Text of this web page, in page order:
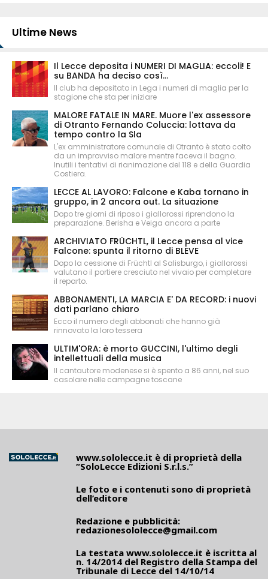
Ultime News
Il Lecce deposita i NUMERI DI MAGLIA: eccoli! E
su BANDA ha deciso così...
Il club ha depositato in Lega i numeri di maglia per la
stagione che sta per iniziare
MALORE FATALE IN MARE. Muore l'ex assessore
di Otranto Fernando Coluccia: lottava da
tempo contro la Sla
L'ex amministratore comunale di Otranto è stato colto
da un improvviso malore mentre faceva il bagno.
Inutili i tentativi di rianimazione del 118 e della Guardia
Costiera.
LECCE AL LAVORO: Falcone e Kaba tornano in
gruppo, in 2 ancora out. La situazione
Dopo tre giorni di riposo i giallorossi riprendono la
preparazione. Berisha e Veiga ancora a parte
ARCHIVIATO FRÜCHTL, il Lecce pensa al vice
Falcone: spunta il ritorno di BLEVE
Dopo la cessione di Früchtl al Salisburgo, i giallorossi
valutano il portiere cresciuto nel vivaio per completare
il reparto.
ABBONAMENTI, LA MARCIA E' DA RECORD: i nuovi
dati parlano chiaro
Ecco il numero degli abbonati che hanno già
rinnovato la loro tessera
ULTIM'ORA: è morto GUCCINI, l'ultimo degli
intellettuali della musica
Il cantautore modenese si è spento a 86 anni, nel suo
casolare nelle campagne toscane
www.sololecce.it è di proprietà della
“SoloLecce Edizioni S.r.l.s.”
Le foto e i contenuti sono di proprietà
dell’editore
Redazione e pubblicità:
redazionesololecce@gmail.com
La testata www.sololecce.it è iscritta al
n. 14/2014 del Registro della Stampa del
Tribunale di Lecce del 14/10/14